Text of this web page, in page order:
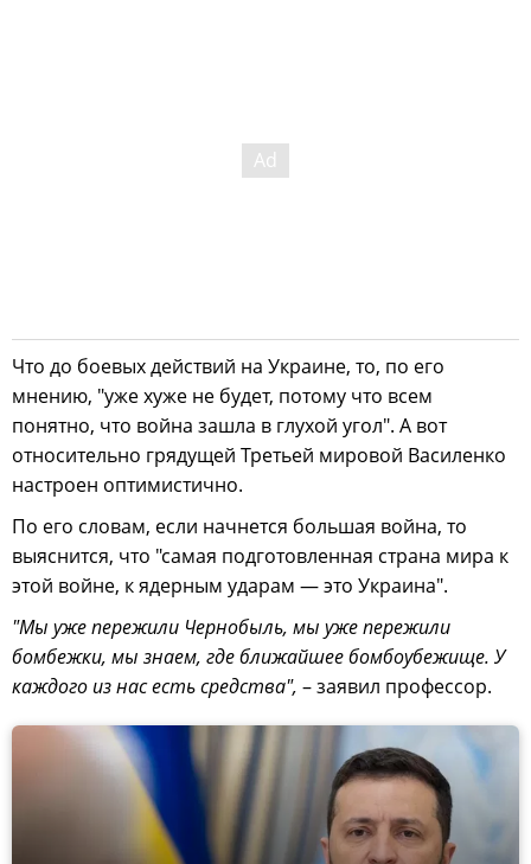
Что до боевых действий на Украине, то, по его
мнению, "уже хуже не будет, потому что всем
понятно, что война зашла в глухой угол". А вот
относительно грядущей Третьей мировой Василенко
настроен оптимистично.
По его словам, если начнется большая война, то
выяснится, что "самая подготовленная страна мира к
этой войне, к ядерным ударам — это Украина".
"Мы уже пережили Чернобыль, мы уже пережили
бомбежки, мы знаем, где ближайшее бомбоубежище. У
каждого из нас есть средства", – заявил профессор.